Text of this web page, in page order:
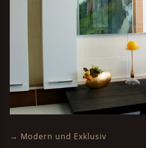
→ Modern und Exklusiv